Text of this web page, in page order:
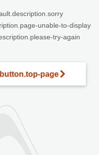
unable-to-display
try-again
page